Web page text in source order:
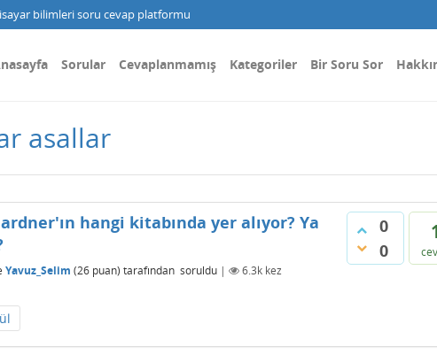
bilimleri soru cevap platformu
Sorular Cevaplanmamış Kategoriler Bir Soru Sor
asallar
0
0
hangi kitabında yer alıyor? Ya
Yavuz_Selim (26 puan) tarafından soruldu | 6.3k kez